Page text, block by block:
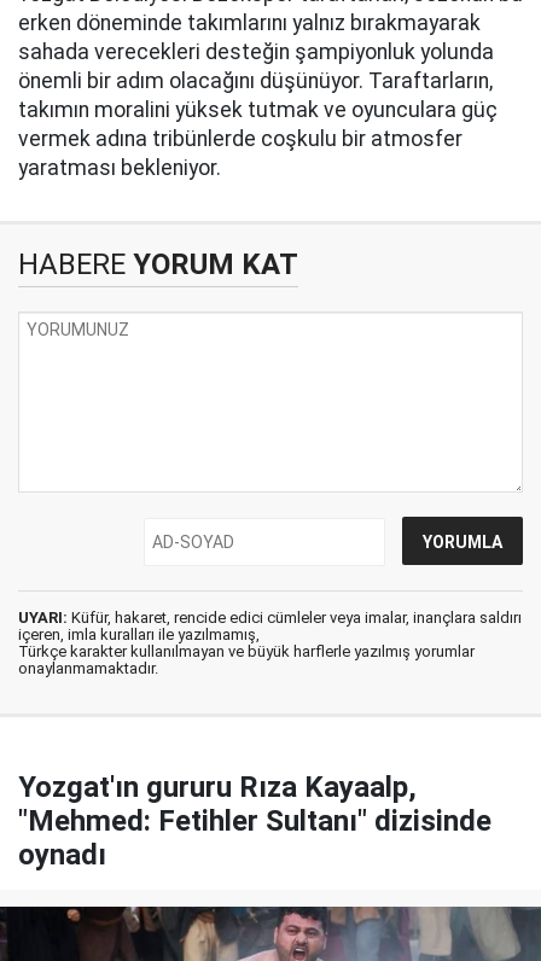
erken döneminde takımlarını yalnız bırakmayarak
sahada verecekleri desteğin şampiyonluk yolunda
önemli bir adım olacağını düşünüyor. Taraftarların,
takımın moralini yüksek tutmak ve oyunculara güç
vermek adına tribünlerde coşkulu bir atmosfer
yaratması bekleniyor.
HABERE YORUM KAT
UYARI: Küfür, hakaret, rencide edici cümleler veya imalar, inançlara saldırı
içeren, imla kuralları ile yazılmamış,
Türkçe karakter kullanılmayan ve büyük harflerle yazılmış yorumlar
onaylanmamaktadır.
Yozgat'ın gururu Rıza Kayaalp,
"Mehmed: Fetihler Sultanı" dizisinde
oynadı